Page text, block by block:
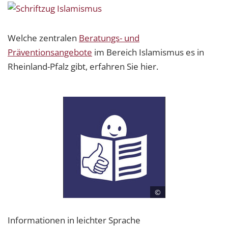
Welche zentralen Beratungs- und
Präventionsangebote im Bereich Islamismus es in
Rheinland-Pfalz gibt, erfahren Sie hier.
©
Informationen in leichter Sprache